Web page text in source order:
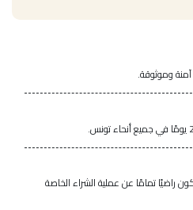
وموثوقة.
راضيًا تمامًا عن عملية الشراء الخاصة